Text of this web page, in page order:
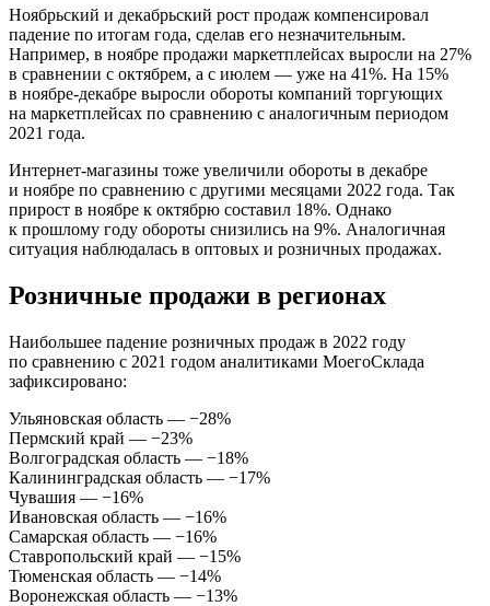
Ноябрьский и декабрьский рост продаж компенсировал
падение по итогам года, сделав его незначительным.
Например, в ноябре продажи маркетплейсах выросли на 27%
в сравнении с октябрем, а с июлем — уже на 41%. На 15%
в ноябре-декабре выросли обороты компаний торгующих
на маркетплейсах по сравнению с аналогичным периодом
2021 года.
Интернет-магазины тоже увеличили обороты в декабре
и ноябре по сравнению с другими месяцами 2022 года. Так
прирост в ноябре к октябрю составил 18%. Однако
к прошлому году обороты снизились на 9%. Аналогичная
ситуация наблюдалась в оптовых и розничных продажах.
Розничные продажи в регионах
Наибольшее падение розничных продаж в 2022 году
по сравнению с 2021 годом аналитиками МоегоСклада
зафиксировано:
Ульяновская область — −28%
Пермский край — −23%
Волгоградская область — −18%
Калининградская область — −17%
Чувашия — −16%
Ивановская область — −16%
Самарская область — −16%
Ставропольский край — −15%
Тюменская область — −14%
Воронежская область — −13%